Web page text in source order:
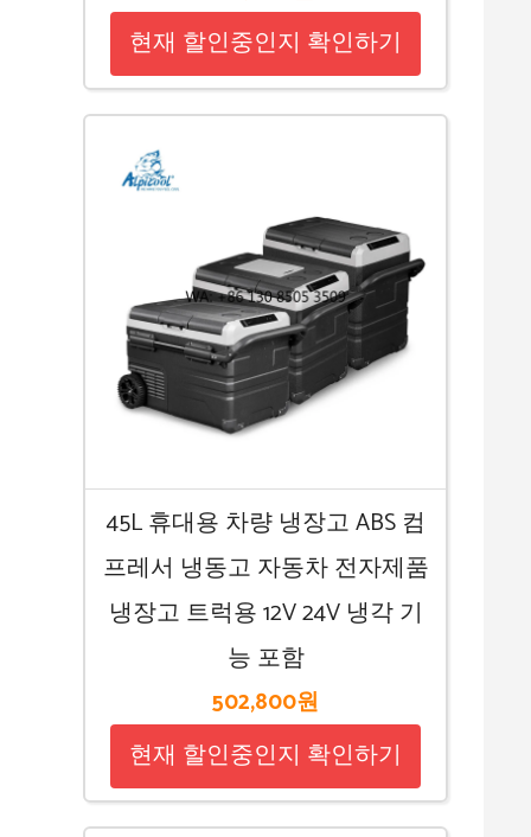
현재 할인중인지 확인하기
45L 휴대용 차량 냉장고 ABS 컴
프레서 냉동고 자동차 전자제품
냉장고 트럭용 12V 24V 냉각 기
능 포함
502,800원
현재 할인중인지 확인하기